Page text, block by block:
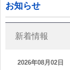
お知らせ
新着情報
2026年08月02日